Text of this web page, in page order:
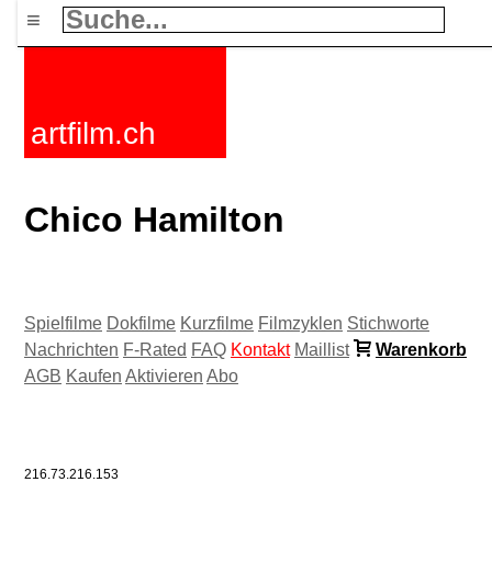
≡
artfilm.ch
Chico Hamilton
Spielfilme Dokfilme Kurzfilme Filmzyklen Stichworte
Nachrichten F-Rated FAQ Kontakt Maillist
Warenkorb
AGB Kaufen Aktivieren Abo
216.73.216.153